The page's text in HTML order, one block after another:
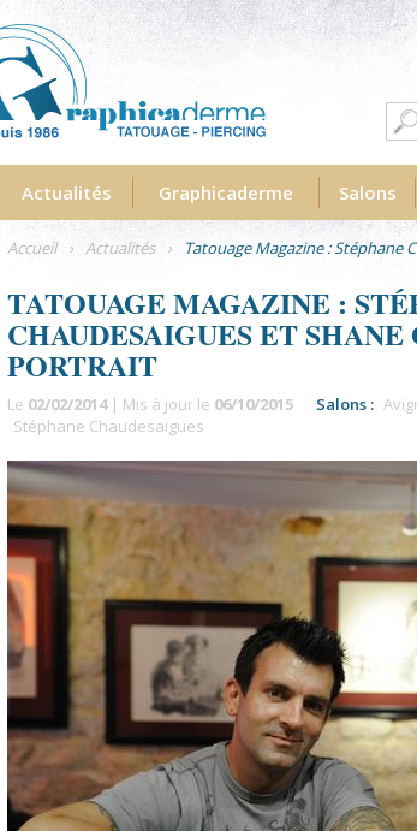
Actualités Graphicaderme Salons
Accueil › Actualités › Tatouage Magazine : Stéphane
TATOUAGE MAGAZINE :
CHAUDESAIGUES ET
PORTRAIT
Le 02/02/2014| Mis à jour le 06/10/2015 Salons :
Stéphane Chaudesaigues